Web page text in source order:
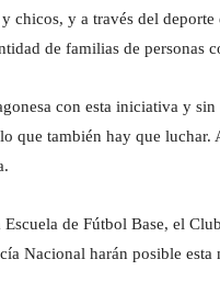
chicos, y a través del
de familias de personas
con esta iniciativa y
que también hay que luchar.
de Fútbol Base, el
Nacional harán posible esta